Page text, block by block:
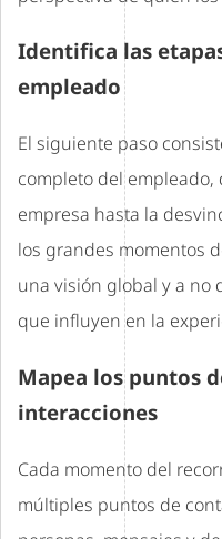
Identifica las
empleado
El siguiente paso
completo del
empresa hasta la
los grandes momentos
una visión global y a no
que influyen en la
Mapea los puntos
interacciones
Cada momento del
múltiples puntos de